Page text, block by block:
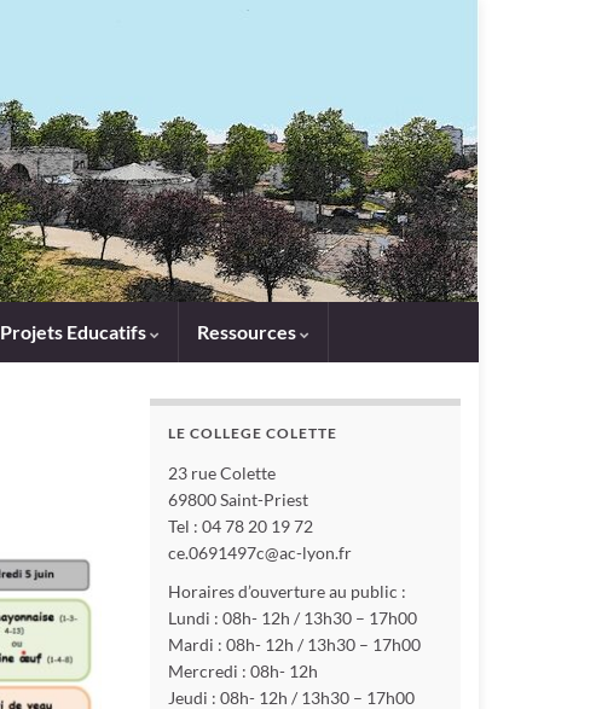
Projets Educatifs Ressources
LE COLLEGE COLETTE
23 rue Colette
69800 Saint-Priest
Tel : 04 78 20 19 72
ce.0691497c@ac-lyon.fr
Horaires d’ouverture au public :
Lundi : 08h- 12h / 13h30 – 17h00
Mardi : 08h- 12h / 13h30 – 17h00
Mercredi : 08h- 12h
Jeudi : 08h- 12h / 13h30 – 17h00